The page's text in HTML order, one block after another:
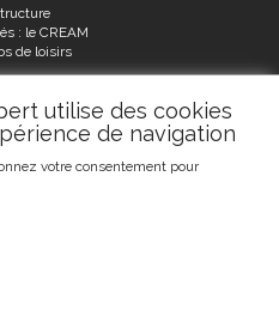
utilise des cookies
de navigation
votre consentement pour
: le CREAM
de loisirs
sportifs
municipaux